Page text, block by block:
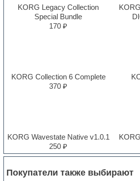
KORG Legacy Collection
Special Bundle
170 ₽
KORG Collection 6 Complete
370 ₽
KORG Wavestate Native v1.0.1
250 ₽
Покупатели также выбирают